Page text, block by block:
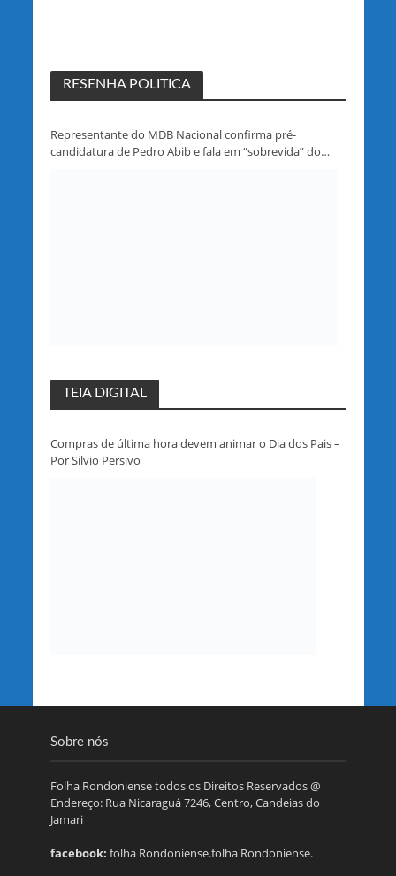
RESENHA POLITICA
Representante do MDB Nacional confirma pré-
candidatura de Pedro Abib e fala em “sobrevida” do
TEIA DIGITAL
Compras de última hora devem animar o Dia dos Pais –
Por Silvio Persivo
Sobre nós
Folha Rondoniense todos os Direitos Reservados @
Endereço: Rua Nicaraguá 7246, Centro, Candeias do
Jamari
facebook: folha Rondoniense.folha Rondoniense.